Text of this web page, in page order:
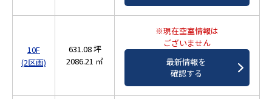
10F
(2区画)
631.08 坪
2086.21 ㎡
※現在空室情報は
ございません
最新情報を
確認する